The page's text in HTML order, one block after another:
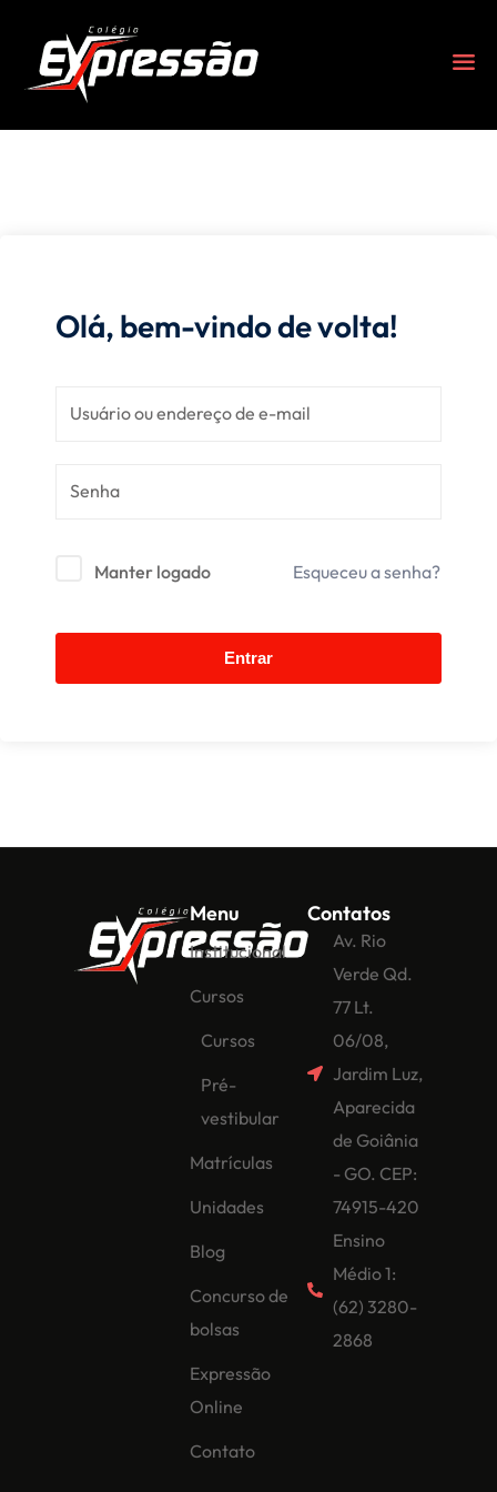
Olá, bem-vindo de volta!
Manter logado Esqueceu a senha?
Entrar
Menu
Institucional
Cursos
Cursos
Pré-
vestibular
Matrículas
Unidades
Blog
Concurso de
bolsas
Expressão
Online
Contato
Contatos
Av. Rio
Verde Qd.
77 Lt.
06/08,
Jardim Luz,
Aparecida
de Goiânia
- GO. CEP:
74915-420
Ensino
Médio 1:
(62) 3280-
2868